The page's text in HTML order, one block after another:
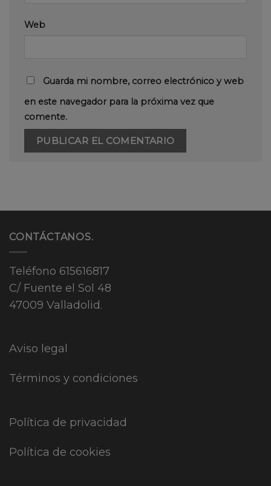
Web
Guarda mi nombre, correo electrónico y web
en este navegador para la próxima vez que
comente.
CONTÁCTANOS.
Teléfono 615616817
C/ Fuente el Sol 48
47009 Valladolid.
Aviso legal
Términos y condiciones
Política de privacidad
Política de cookies